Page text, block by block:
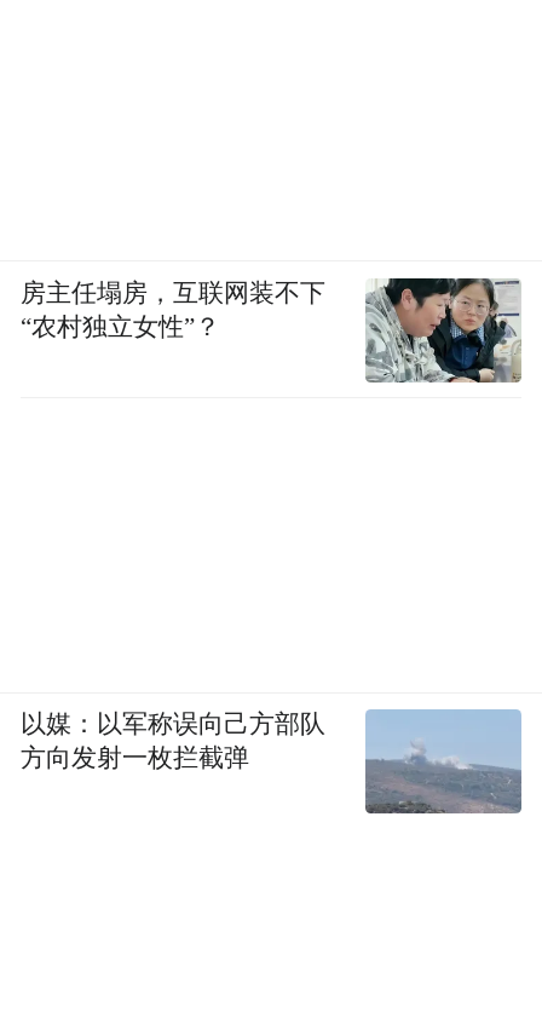
房主任塌房，互联网装不下
“农村独立女性”？
以媒：以军称误向己方部队
方向发射一枚拦截弹